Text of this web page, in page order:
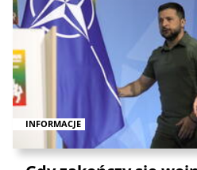
INFORMACJE